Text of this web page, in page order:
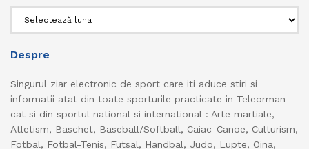
Despre
Singurul ziar electronic de sport care iti aduce stiri si
informatii atat din toate sporturile practicate in Teleorman
cat si din sportul national si international : Arte martiale,
Atletism, Baschet, Baseball/Softball, Caiac-Canoe, Culturism,
Fotbal, Fotbal-Tenis, Futsal, Handbal, Judo, Lupte, Oina,